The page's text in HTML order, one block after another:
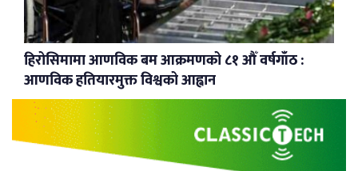
हिरोसिमामा आणविक बम आक्रमणको ८१ औँ वर्षगाँठ :
आणविक हतियारमुक्त विश्वको आह्वान